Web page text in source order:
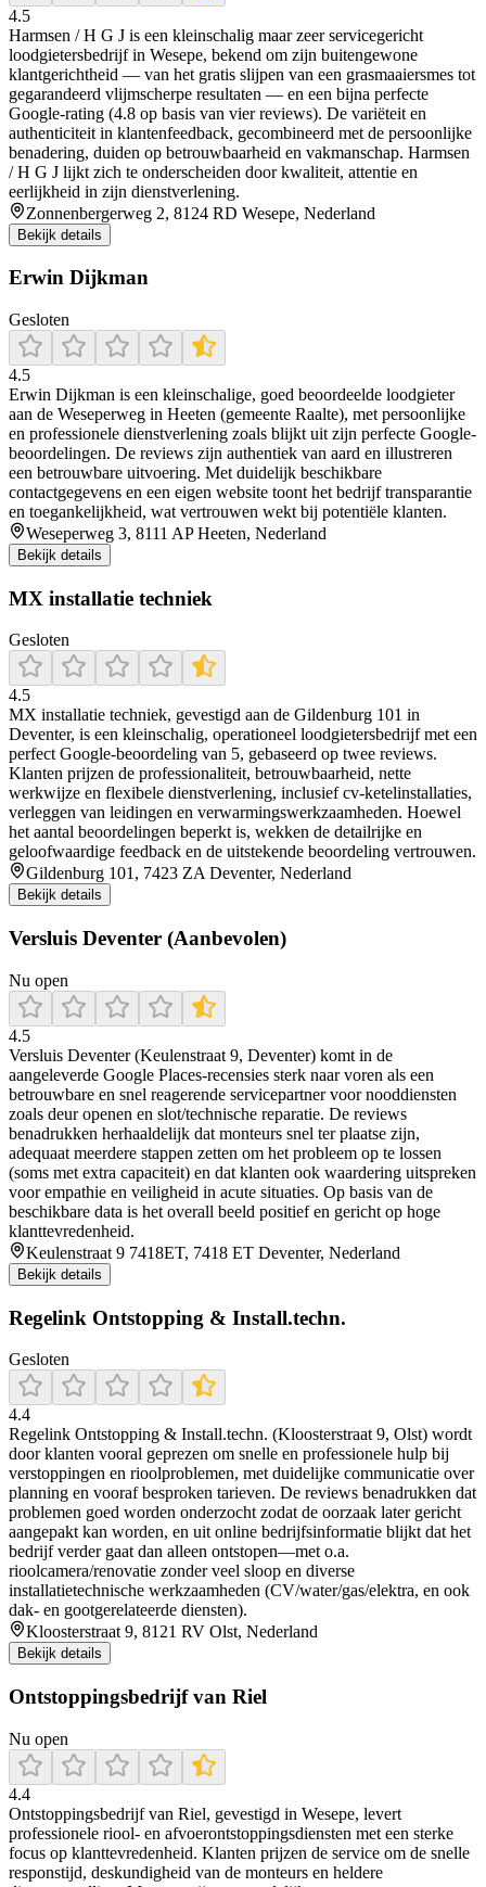
4.5
Harmsen / H G J is een kleinschalig maar zeer servicegericht
loodgietersbedrijf in Wesepe, bekend om zijn buitengewone
klantgerichtheid — van het gratis slijpen van een grasmaaiersmes tot
gegarandeerd vlijmscherpe resultaten — en een bijna perfecte
Google‑rating (4.8 op basis van vier reviews). De variëteit en
authenticiteit in klantenfeedback, gecombineerd met de persoonlijke
benadering, duiden op betrouwbaarheid en vakmanschap. Harmsen
/ H G J lijkt zich te onderscheiden door kwaliteit, attentie en
eerlijkheid in zijn dienstverlening.
Zonnenbergerweg 2, 8124 RD Wesepe, Nederland
Bekijk details
Erwin Dijkman
Gesloten
4.5
Erwin Dijkman is een kleinschalige, goed beoordeelde loodgieter
aan de Weseperweg in Heeten (gemeente Raalte), met persoonlijke
en professionele dienstverlening zoals blijkt uit zijn perfecte Google-
beoordelingen. De reviews zijn authentiek van aard en illustreren
een betrouwbare uitvoering. Met duidelijk beschikbare
contactgegevens en een eigen website toont het bedrijf transparantie
en toegankelijkheid, wat vertrouwen wekt bij potentiële klanten.
Weseperweg 3, 8111 AP Heeten, Nederland
Bekijk details
MX installatie techniek
Gesloten
4.5
MX installatie techniek, gevestigd aan de Gildenburg 101 in
Deventer, is een kleinschalig, operationeel loodgietersbedrijf met een
perfect Google‑beoordeling van 5, gebaseerd op twee reviews.
Klanten prijzen de professionaliteit, betrouwbaarheid, nette
werkwijze en flexibele dienstverlening, inclusief cv‑ketelinstallaties,
verleggen van leidingen en verwarmingswerkzaamheden. Hoewel
het aantal beoordelingen beperkt is, wekken de detailrijke en
geloofwaardige feedback en de uitstekende beoordeling vertrouwen.
Gildenburg 101, 7423 ZA Deventer, Nederland
Bekijk details
Versluis Deventer (Aanbevolen)
Nu open
4.5
Versluis Deventer (Keulenstraat 9, Deventer) komt in de
aangeleverde Google Places-recensies sterk naar voren als een
betrouwbare en snel reagerende servicepartner voor nooddiensten
zoals deur openen en slot/technische reparatie. De reviews
benadrukken herhaaldelijk dat monteurs snel ter plaatse zijn,
adequaat meerdere stappen zetten om het probleem op te lossen
(soms met extra capaciteit) en dat klanten ook waardering uitspreken
voor empathie en veiligheid in acute situaties. Op basis van de
beschikbare data is het overall beeld positief en gericht op hoge
klanttevredenheid.
Keulenstraat 9 7418ET, 7418 ET Deventer, Nederland
Bekijk details
Regelink Ontstopping & Install.techn.
Gesloten
4.4
Regelink Ontstopping & Install.techn. (Kloosterstraat 9, Olst) wordt
door klanten vooral geprezen om snelle en professionele hulp bij
verstoppingen en rioolproblemen, met duidelijke communicatie over
planning en vooraf besproken tarieven. De reviews benadrukken dat
problemen goed worden onderzocht zodat de oorzaak later gericht
aangepakt kan worden, en uit online bedrijfsinformatie blijkt dat het
bedrijf verder gaat dan alleen ontstopen—met o.a.
rioolcamera/renovatie zonder veel sloop en diverse
installatietechnische werkzaamheden (CV/water/gas/elektra, en ook
dak- en gootgerelateerde diensten).
Kloosterstraat 9, 8121 RV Olst, Nederland
Bekijk details
Ontstoppingsbedrijf van Riel
Nu open
4.4
Ontstoppingsbedrijf van Riel, gevestigd in Wesepe, levert
professionele riool- en afvoerontstoppingsdiensten met een sterke
focus op klanttevredenheid. Klanten prijzen de service om de snelle
responstijd, deskundigheid van de monteurs en heldere